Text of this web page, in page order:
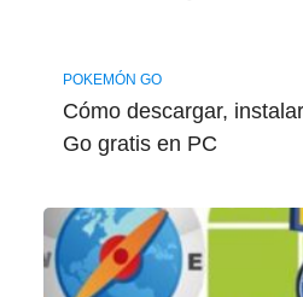
POKEMÓN GO
Cómo descargar,
Go gratis en PC